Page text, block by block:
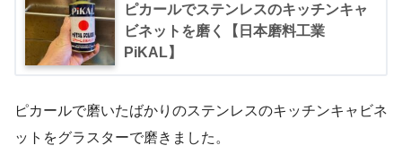
ピカールでステンレスのキッチンキャ
ビネットを磨く【日本磨料工業
PiKAL】
ピカールで磨いたばかりのステンレスのキッチンキャビネ
ットをグラスターで磨きました。